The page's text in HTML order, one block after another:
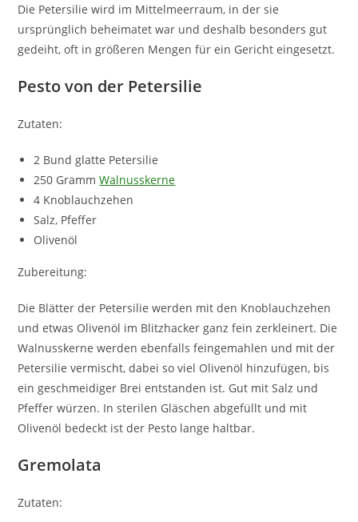
Die Petersilie wird im Mittelmeerraum, in der sie
ursprünglich beheimatet war und deshalb besonders gut
gedeiht, oft in größeren Mengen für ein Gericht eingesetzt.
Pesto von der Petersilie
Zutaten:
2 Bund glatte Petersilie
250 GrammWalnusskerne
4 Knoblauchzehen
Salz, Pfeffer
Olivenöl
Zubereitung:
Die Blätter der Petersilie werden mit den Knoblauchzehen
und etwas Olivenöl im Blitzhacker ganz fein zerkleinert. Die
Walnusskerne werden ebenfalls feingemahlen und mit der
Petersilie vermischt, dabei so viel Olivenöl hinzufügen, bis
ein geschmeidiger Brei entstanden ist. Gut mit Salz und
Pfeffer würzen. In sterilen Gläschen abgefüllt und mit
Olivenöl bedeckt ist der Pesto lange haltbar.
Gremolata
Zutaten: